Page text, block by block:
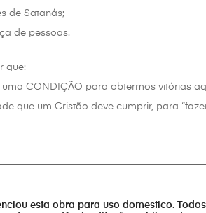
de Satanás;
de pessoas.
que:
CONDIÇÃO para obtermos vitórias
que um Cristão deve cumprir, para
esta obra para uso domestico.